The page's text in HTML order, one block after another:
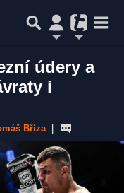
údery a
i
Bříza